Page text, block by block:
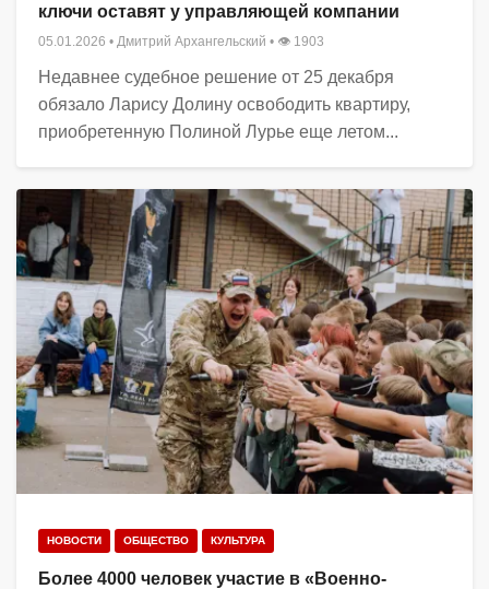
ключи оставят у управляющей компании
05.01.2026 • Дмитрий Архангельский • 👁 1903
Недавнее судебное решение от 25 декабря
обязало Ларису Долину освободить квартиру,
приобретенную Полиной Лурье еще летом...
НОВОСТИ ОБЩЕСТВО КУЛЬТУРА
Более 4000 человек участие в «Военно-